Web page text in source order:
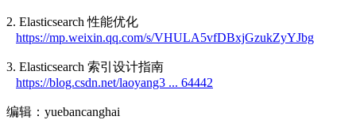
2. Elasticsearch 性能优化
https://mp.weixin.qq.com/s/VHULA5vfDBxjGzukZyYJbg
3. Elasticsearch 索引设计指南
https://blog.csdn.net/laoyang3 ... 64442
编辑：yuebancanghai